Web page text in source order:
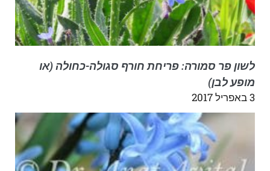
לשון פר סמורה: פריחת חורף סגולה-כחולה (או
מופע לבן)
3 באפריל 2017